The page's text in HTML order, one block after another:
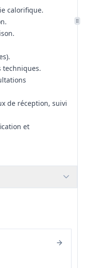
calorifique.
techniques.
de réception, suivi
et
et
et la sécurité